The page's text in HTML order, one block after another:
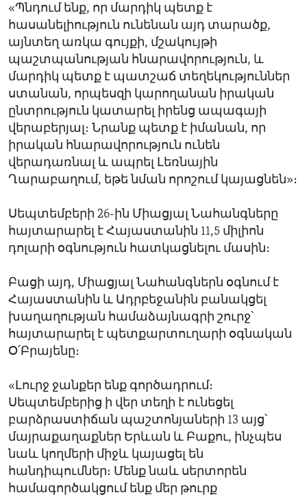
«Պնդում ենք, որ մարդիկ պետք է
հասանելիություն ունենան այդ տարածք,
այնտեղ առկա գույքի, մշակույթի
պաշտպանության հնարավորություն, և
մարդիկ պետք է պատշաճ տեղեկություններ
ստանան, որպեսզի կարողանան իրական
ընտրություն կատարել իրենց ապագայի
վերաբերյալ։ Նրանք պետք է իմանան, որ
իրական հնարավորություն ունեն
վերադառնալ և ապրել Լեռնային
Ղարաբաղում, եթե նման որոշում կայացնեն»։
Սեպտեմբերի 26-ին Միացյալ Նահանգները
հայտարարել է Հայաստանին 11,5 միլիոն
դոլարի օգնություն հատկացնելու մասին։
Բացի այդ, Միացյալ Նահանգներն օգնում է
Հայաստանին և Ադրբեջանին բանակցել
խաղաղության համաձայնագրի շուրջ՝
հայտարարել է պետքարտուղարի օգնական
Օ՛Բրայենը։
«Լուրջ ջանքեր ենք գործադրում։
Սեպտեմբերից ի վեր տեղի է ունեցել
բարձրաստիճան պաշտոնյաների 13 այց՝
մայրաքաղաքներ Երևան և Բաքու, ինչպես
նաև կողմերի միջև կայացել են
հանդիպումներ։ Մենք նաև սերտորեն
համագործակցում ենք մեր թուրք